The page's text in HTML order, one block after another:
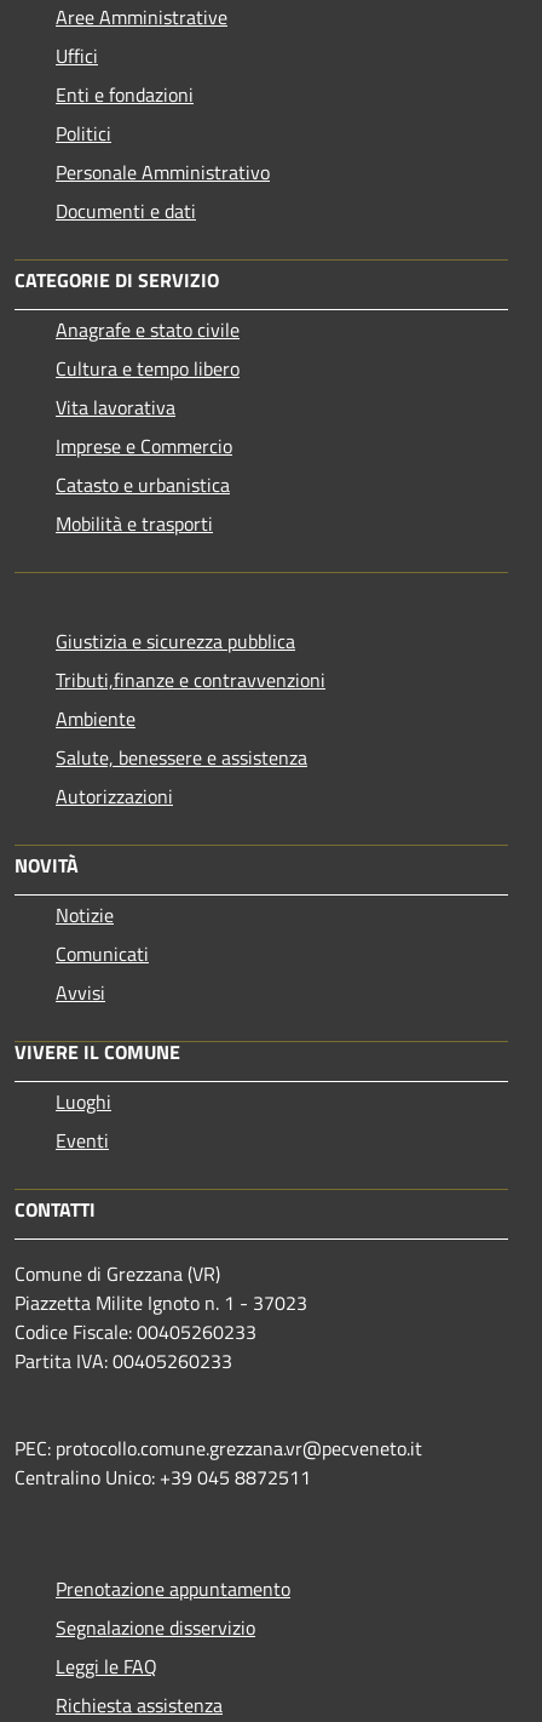
Aree Amministrative
Uffici
Enti e fondazioni
Politici
Personale Amministrativo
Documenti e dati
CATEGORIE DI SERVIZIO
Anagrafe e stato civile
Cultura e tempo libero
Vita lavorativa
Imprese e Commercio
Catasto e urbanistica
Mobilità e trasporti
Giustizia e sicurezza pubblica
Tributi,finanze e contravvenzioni
Ambiente
Salute, benessere e assistenza
Autorizzazioni
NOVITÀ
Notizie
Comunicati
Avvisi
VIVERE IL COMUNE
Luoghi
Eventi
CONTATTI
Comune di Grezzana (VR)
Piazzetta Milite Ignoto n. 1 - 37023
Codice Fiscale: 00405260233
Partita IVA: 00405260233
PEC: protocollo.comune.grezzana.vr@pecveneto.it
Centralino Unico: +39 045 8872511
Prenotazione appuntamento
Segnalazione disservizio
Leggi le FAQ
Richiesta assistenza